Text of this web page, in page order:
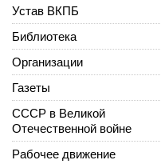
Устав ВКПБ
Библиотека
Организации
Газеты
СССР в Великой
Отечественной войне
Рабочее движение